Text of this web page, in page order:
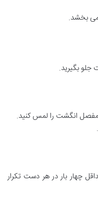
می بخشد.
بگیرید.
مفصل انگشت را لمس کنید.
حداقل چهار بار در هر دست تکرار